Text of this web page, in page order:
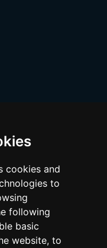
cookies and
to
following
basic
website, to
Latvia